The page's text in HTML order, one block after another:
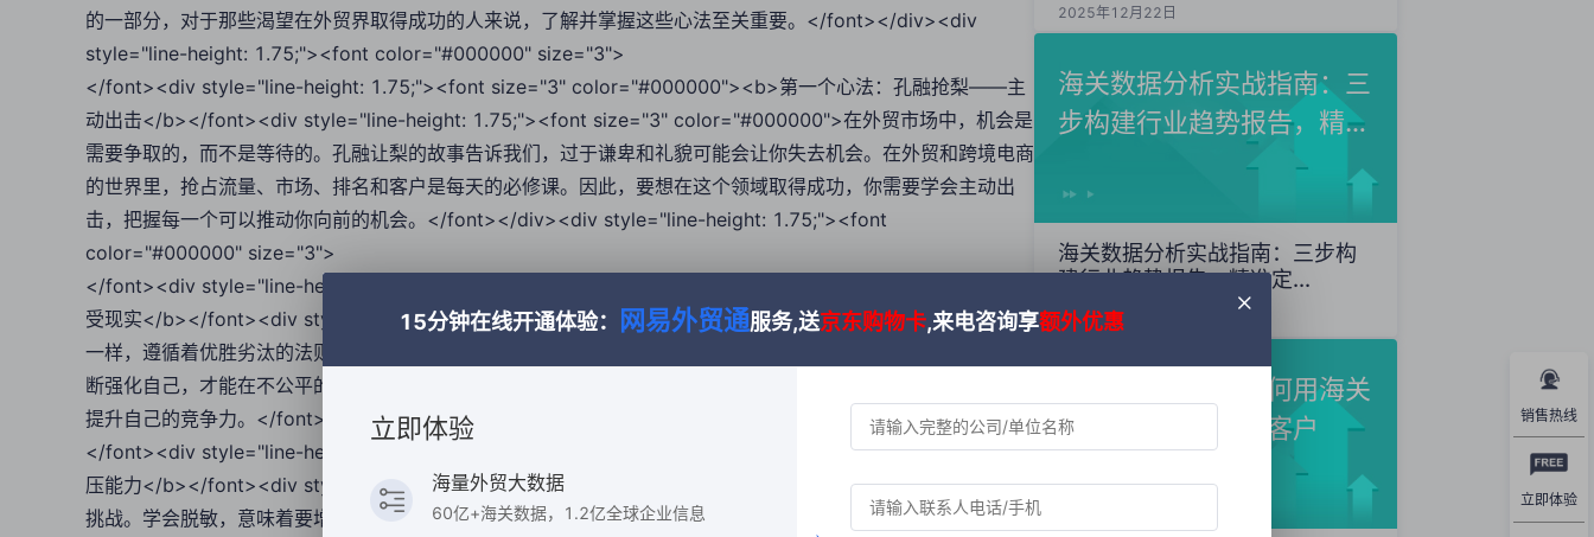
的一部分，对于那些渴望在外贸界取得成功的人来说，了解并掌握这些心法至关重要。</font></div><div
style="line-height: 1.75;"><font color="#000000" size="3">
</font><div style="line-height: 1.75;"><font size="3" color="#000000"><b>第一个心法：孔融抢梨——主
动出击</b></font><div style="line-height: 1.75;"><font size="3" color="#000000">在外贸市场中，机会是
需要争取的，而不是等待的。孔融让梨的故事告诉我们，过于谦卑和礼貌可能会让你失去机会。在外贸和跨境电商
的世界里，抢占流量、市场、排名和客户是每天的必修课。因此，要想在这个领域取得成功，你需要学会主动出
击，把握每一个可以推动你向前的机会。</font></div><div style="line-height: 1.75;"><font
color="#000000" size="3">
</font><div style="line-height: 1.75;"><font size="3" color="#000000"><b>第二个心法：放弃公平——接
受现实</b></font><div style="line-height: 1.75;"><font size="3" color="#000000">外贸行业，就像自然界
一样，遵循着优胜劣汰的法则。追求公平往往是徒劳的。成功的外贸人士懂得，在这个竞争激烈的市场中，只有不
断强化自己，才能在不公平的环境中生存下来。这意味着，我们需要接受现实，放弃那些无法改变的不公，专注于
提升自己的竞争力。</font></div><div style="line-height: 1.75;"><font color="#000000" size="3">
</font><div style="line-height: 1.75;"><font size="3" color="#000000"><b>第三个心法：脱敏——增强抗
压能力</b></font><div style="line-height: 1.75;"><font size="3" color="#000000">外贸行业充满了压力和
挑战。学会脱敏，意味着要增强自己的抗压能力，不被外界的负面影响所动摇。这包括管理好自己的情绪，保持冷
2025年12月22日
海关数据分析实战指南：三
步构建行业趋势报告，精准
海关数据分析实战指南：三步构
建行业趋势报告，精准定...
2025年12月20日
外贸获客秘籍：如何用海关
数据精准开发海外客户
15分钟在线开通体验： 网易外贸通服务,送京东购物卡,来电咨询享额外优惠
立即体验
海量外贸大数据
60亿+海关数据，1.2亿全球企业信息
销售热线
立即体验